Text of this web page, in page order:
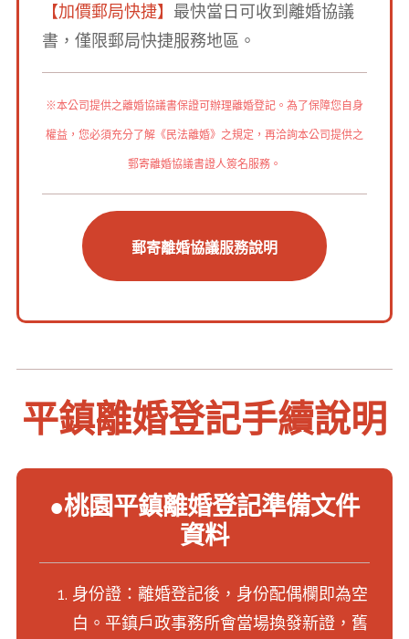
【加價郵局快捷】 最快當日可收到離婚協議
書，僅限郵局快捷服務地區。
※本公司提供之離婚協議書保證可辦理離婚登記。為了保障您自身
權益，您必須充分了解《民法離婚》之規定，再洽詢本公司提供之
郵寄離婚協議書證人簽名服務。
郵寄離婚協議服務說明
平鎮離婚登記手續說明
●桃園平鎮離婚登記準備文件
資料
身份證：離婚登記後，身份配偶欄即為空
白。平鎮戶政事務所會當場換發新證，舊